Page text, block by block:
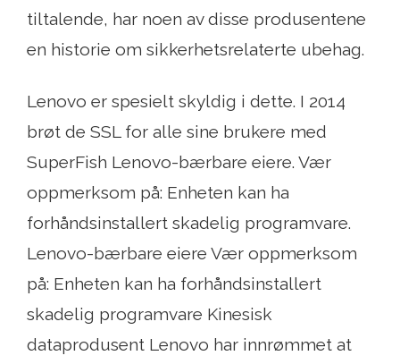
tiltalende, har noen av disse produsentene
en historie om sikkerhetsrelaterte ubehag.
Lenovo er spesielt skyldig i dette. I 2014
brøt de SSL for alle sine brukere med
SuperFish Lenovo-bærbare eiere. Vær
oppmerksom på: Enheten kan ha
forhåndsinstallert skadelig programvare.
Lenovo-bærbare eiere Vær oppmerksom
på: Enheten kan ha forhåndsinstallert
skadelig programvare Kinesisk
dataprodusent Lenovo har innrømmet at